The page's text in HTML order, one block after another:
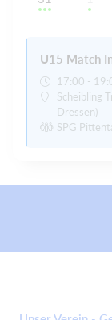
U15 Match
17:00 -
Scheibling
Dressen)
SPG